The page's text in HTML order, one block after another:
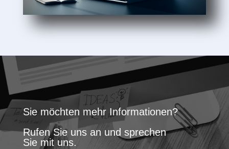
Sie möchten mehr Informationen?
Rufen Sie uns an und sprechen
Sie mit uns.